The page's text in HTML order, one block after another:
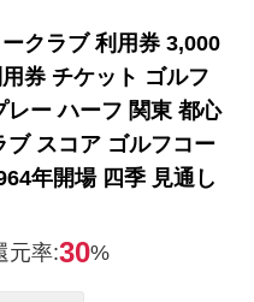
クラブ 利用券 3,000
券 チケット ゴルフ
ー ハーフ 関東 都心
スコア ゴルフコー
年開場 四季 見通し
元率:30%